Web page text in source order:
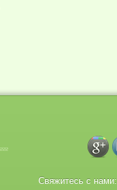
Свяжитесь с нами: